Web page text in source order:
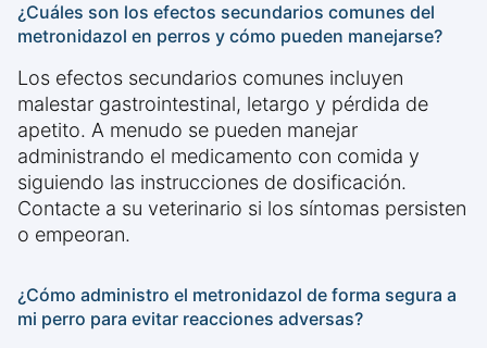
¿Cuáles son los efectos secundarios comunes del
metronidazol en perros y cómo pueden manejarse?
Los efectos secundarios comunes incluyen
malestar gastrointestinal, letargo y pérdida de
apetito. A menudo se pueden manejar
administrando el medicamento con comida y
siguiendo las instrucciones de dosificación.
Contacte a su veterinario si los síntomas persisten
o empeoran.
¿Cómo administro el metronidazol de forma segura a
mi perro para evitar reacciones adversas?